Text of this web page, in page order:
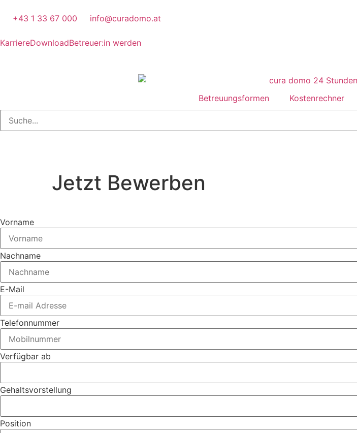
+43 1 33 67 000 info@curadomo.at
KarriereDownloadBetreuer:in werden
Betreuungsformen Kostenrechner
Jetzt Bewerben
Vorname
Nachname
E-Mail
Telefonnummer
Verfügbar ab
Gehaltsvorstellung
Position